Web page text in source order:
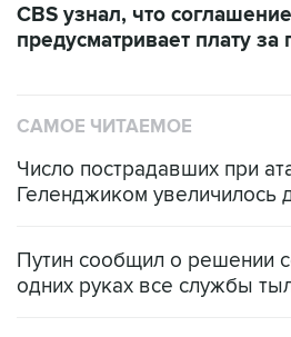
CBS узнал, что
предусматривает плату
САМОЕ ЧИТАЕМОЕ
Число пострадавших при
Геленджиком увеличилось
Путин сообщил о решении
одних руках все службы